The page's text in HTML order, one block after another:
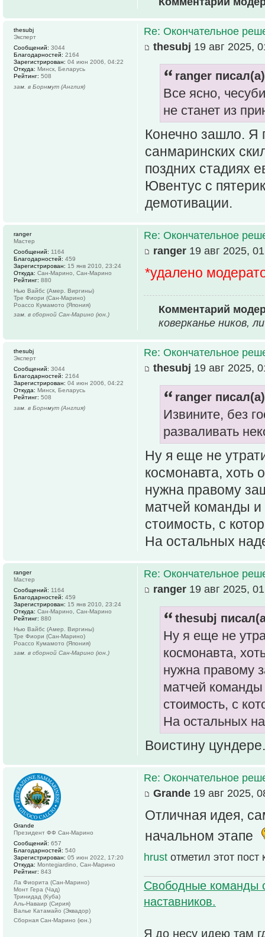
Re: Окончательное
thesubj 19 авг 2025,
ranger
Все ясно,
не станет из
Конечно зашло. Я
санмаринских
поздних стадиях
Ювентус с
демотивации.
thesubj
Эксперт
Сообщений: 3044
Благодарностей: 2164
Зарегистрирован: 04 июн 2006, 04:22
Откуда: Минск, Беларусь
Рейтинг: 508
зам. в Борнмут (Англия)
Re: Окончательное
ranger 19 авг 2025,
*удалено
Комментарий
коверканье ников,
ranger
Мастер
Сообщений: 1164
Благодарностей: 459
Зарегистрирован: 15 янв 2010, 23:24
Откуда: Сан-Марино, Сан-Марино
Рейтинг: 880
Нью Вайбс (Амер. Виргины)
Тре Фиори (Сан-Марино)
Роассо Кумамото (Япония)
зам. в сборной Сан-Марино (юн.)
Re: Окончательное
thesubj 19 авг 2025,
ranger
Извините, без
разваливать
Ну я еще не
космонавта, хоть
нужна правому
матчей команды
стоимость, с
На остальных
thesubj
Эксперт
Сообщений: 3044
Благодарностей: 2164
Зарегистрирован: 04 июн 2006, 04:22
Откуда: Минск, Беларусь
Рейтинг: 508
зам. в Борнмут (Англия)
Re: Окончательное
ranger 19 авг 2025,
thesubj
Ну я еще не
космонавта,
нужна правому
матчей
стоимость, с
На остальных
Воистину цундере.
ranger
Мастер
Сообщений: 1164
Благодарностей: 459
Зарегистрирован: 15 янв 2010, 23:24
Откуда: Сан-Марино, Сан-Марино
Рейтинг: 880
Нью Вайбс (Амер. Виргины)
Тре Фиори (Сан-Марино)
Роассо Кумамото (Япония)
зам. в сборной Сан-Марино (юн.)
Re: Окончательное
Grande 19 авг 2025,
Отличная идея,
начальном этапе
hrust отметил этот
Свободные команды
наставников.
Я до несу идею там
Grande
Президент ФФ Сан-Марино
Сообщений: 657
Благодарностей: 540
Зарегистрирован: 05 июн 2022, 17:20
Откуда: Montegiardino, Сан-Марино
Рейтинг: 843
Ла Фиорита (Сан-Марино)
Монт Гера (Чад)
Тринидад (Куба)
Аль-Наваир (Сирия)
Валье Катамайо (Эквадор)
Сборная Сан-Марино (юн.)